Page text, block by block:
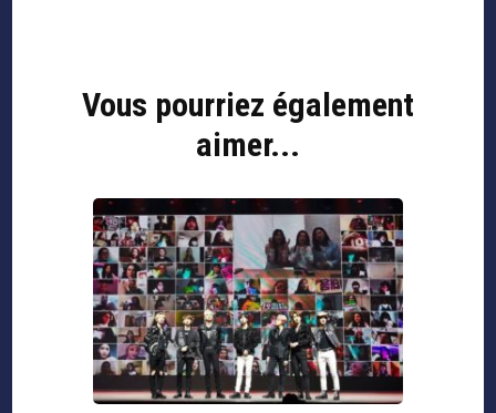
Vous pourriez également
aimer...